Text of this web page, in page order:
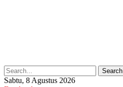
Search
Sabtu, 8 Agustus 2026